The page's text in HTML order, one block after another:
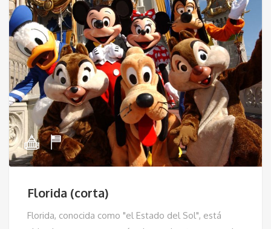
Florida (corta)
Florida, conocida como "el Estado del Sol", está